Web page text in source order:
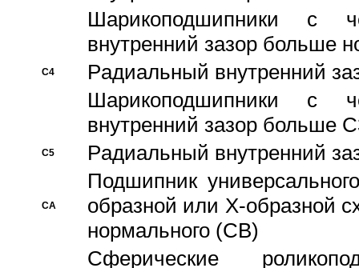
Шарикоподшипники с
внутренний зазор больше
C4
Pадиальный внутренний
Шарикоподшипники с
внутренний зазор больше
C5 Pадиальный внутренний
CA
Подшипник
образной или Х-образной
нормального (CB)
Сферические